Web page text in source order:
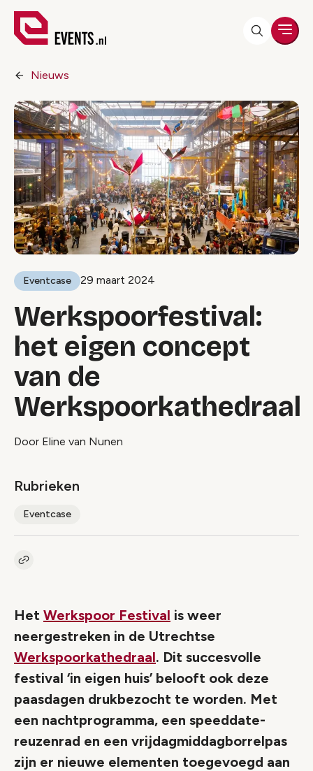
Nieuws
Eventcase 29 maart 2024
Werkspoorfestival:
het eigen concept
van de
Werkspoorkathedraal
Door Eline van Nunen
Rubrieken
Eventcase
Kopieer link naar artikel
Het Werkspoor Festival is weer
neergestreken in de Utrechtse
Werkspoorkathedraal. Dit succesvolle
festival ‘in eigen huis’ belooft ook deze
paasdagen drukbezocht te worden. Met
een nachtprogramma, een speeddate-
reuzenrad en een vrijdagmiddagborrelpas
zijn er nieuwe elementen toegevoegd aan